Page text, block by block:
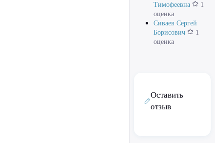
Тимофеевна
1
оценка
Сиваев Сергей
Борисович
1
оценка
Оставить
отзыв